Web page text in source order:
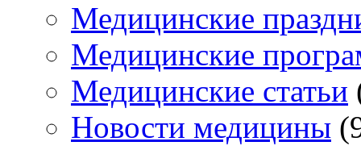
Медицинские
Медицинские
Медицинские статьи
Новости медицины